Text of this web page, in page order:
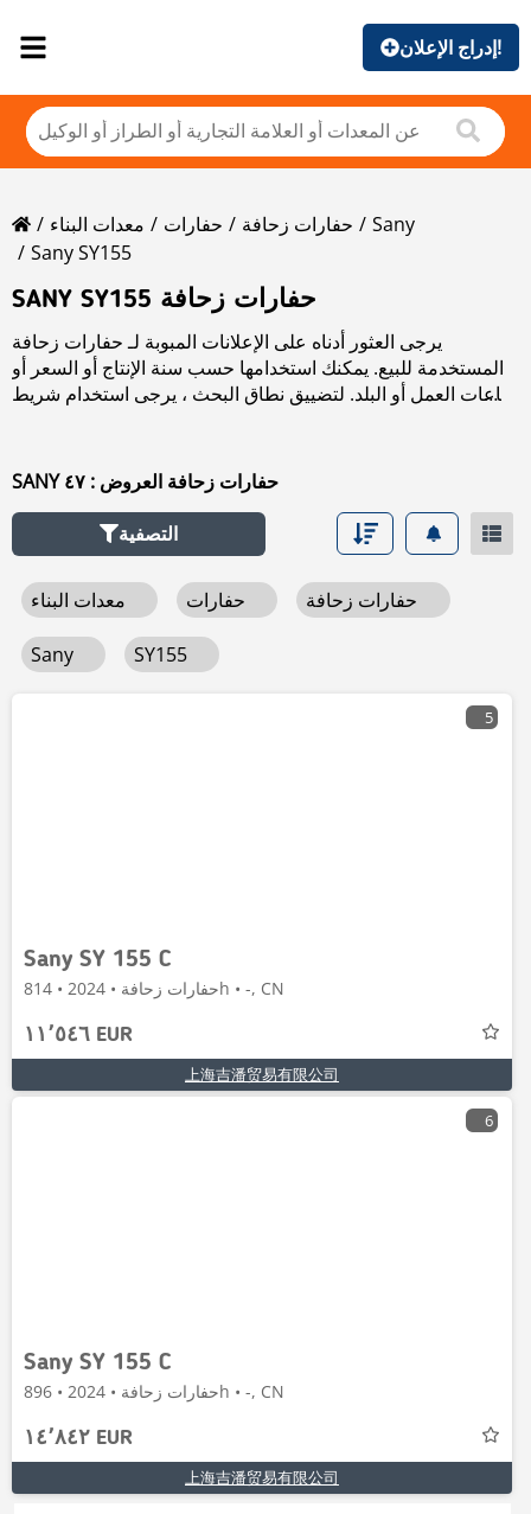
إدراج الإعلان!
معدات البناء حفارات حفارات زحافة
Sany
Sany SY155
SANY SY155 حفارات زحافة
يرجى العثور أدناه على الإعلانات المبوبة لـ حفارات زحافة
المستخدمة للبيع. يمكنك استخدامها حسب سنة الإنتاج أو السعر أو
ساعات العمل أو البلد. لتضييق نطاق البحث ، يرجى استخدام شريط
SANY حفارات زحافة العروض : ٤٧
التصفية
Sany SY155
5
Sany SY 155 C
حفارات زحافة • 2024 • 814h • -, CN
١١٬٥٤٦ EUR
上海吉潘贸易有限公司
6
Sany SY 155 C
حفارات زحافة • 2024 • 896h • -, CN
١٤٬٨٤٢ EUR
上海吉潘贸易有限公司